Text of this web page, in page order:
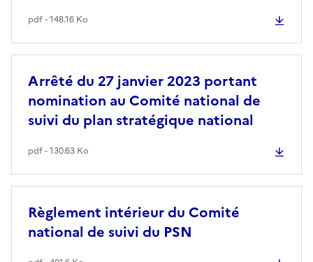
pdf - 148.16 Ko
Arrêté du 27 janvier 2023 portant
nomination au Comité national de
suivi du plan stratégique national
pdf - 130.63 Ko
Règlement intérieur du Comité
national de suivi du PSN